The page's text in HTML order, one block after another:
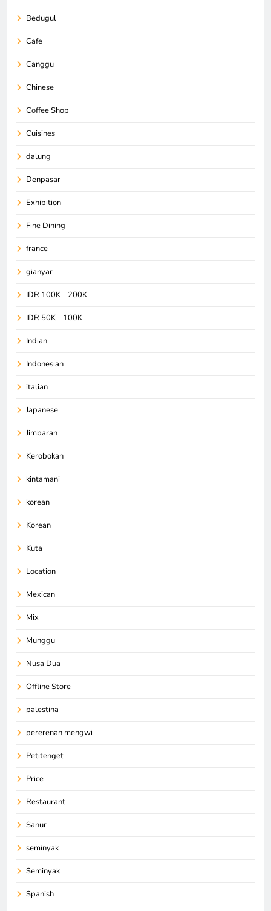
Bedugul
Cafe
Canggu
Chinese
Coffee Shop
Cuisines
dalung
Denpasar
Exhibition
Fine Dining
france
gianyar
IDR 100K – 200K
IDR 50K – 100K
Indian
Indonesian
italian
Japanese
Jimbaran
Kerobokan
kintamani
korean
Korean
Kuta
Location
Mexican
Mix
Munggu
Nusa Dua
Offline Store
palestina
pererenan mengwi
Petitenget
Price
Restaurant
Sanur
seminyak
Seminyak
Spanish